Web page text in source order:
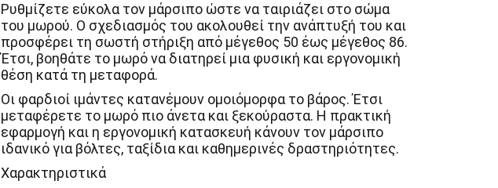
Ρυθμίζετε εύκολα τον μάρσιπο ώστε να ταιριάζει στο σώμα
του μωρού. Ο σχεδιασμός του ακολουθεί την ανάπτυξή του και
προσφέρει τη σωστή στήριξη από μέγεθος 50 έως μέγεθος 86.
Έτσι, βοηθάτε το μωρό να διατηρεί μια φυσική και εργονομική
θέση κατά τη μεταφορά.
Οι φαρδιοί ιμάντες κατανέμουν ομοιόμορφα το βάρος. Έτσι
μεταφέρετε το μωρό πιο άνετα και ξεκούραστα. Η πρακτική
εφαρμογή και η εργονομική κατασκευή κάνουν τον μάρσιπο
ιδανικό για βόλτες, ταξίδια και καθημερινές δραστηριότητες.
Χαρακτηριστικά